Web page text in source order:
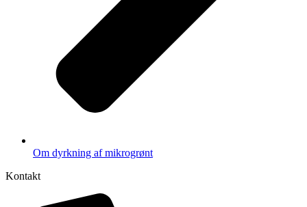
Om dyrkning af mikrogrønt
Kontakt